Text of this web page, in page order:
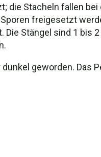
die Stacheln fallen
freigesetzt
Stängel sind 1 bis
geworden. Das